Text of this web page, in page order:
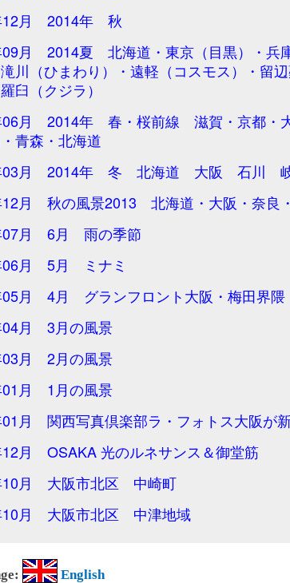
12月 2014年 秋
月 2014夏 北海道・東京（目黒）・兵
川（ひまわり）・遠軽（コスモス）・留
臼（クジラ）
06月 2014年 春・桜前線 滋賀・京都・
青森・北海道
03月 2014年 冬 北海道 大阪 石川
12月 秋の風景2013 北海道・大阪・奈良
07月 6月 雨の季節
06月 5月 ミナミ
05月 4月 グランフロント大阪・梅田界隈
04月 3月の風景
03月 2月の風景
01月 1月の風景
月 関西写真倶楽部ラ・フォトス大阪が新
月 OSAKA 光のルネサンス＆御堂筋
10月 大阪市北区 中崎町
10月 大阪市北区 中津地域
English